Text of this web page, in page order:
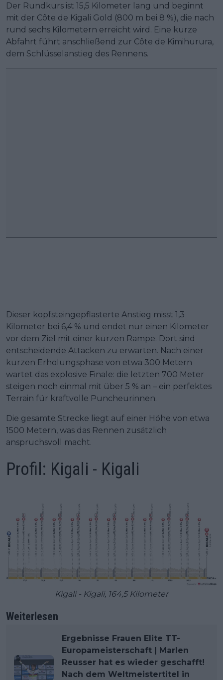
Der Rundkurs ist 15,5 Kilometer lang und beginnt
mit der Côte de Kigali Gold (800 m bei 8 %), die nach
rund sechs Kilometern erreicht wird. Eine kurze
Abfahrt führt anschließend zur Côte de Kimihurura,
dem Schlüsselanstieg des Rennens.
Dieser kopfsteingepflasterte Anstieg misst 1,3
Kilometer bei 6,4 % und endet nur einen Kilometer
vor dem Ziel mit einer kurzen Rampe. Dort sind
entscheidende Attacken zu erwarten. Nach einer
kurzen Erholungsphase von etwa 300 Metern
wartet das explosive Finale: die letzten 700 Meter
steigen noch einmal mit über 5 % an – ein perfektes
Terrain für kraftvolle Puncheurinnen.
Die gesamte Strecke liegt auf einer Höhe von etwa
1500 Metern, was das Rennen zusätzlich
anspruchsvoll macht.
Profil: Kigali - Kigali
Kigali - Kigali, 164,5 Kilometer
Weiterlesen
Ergebnisse Frauen Elite TT-
Europameisterschaft | Marlen
Reusser hat es wieder geschafft!
Nach dem Weltmeistertitel in